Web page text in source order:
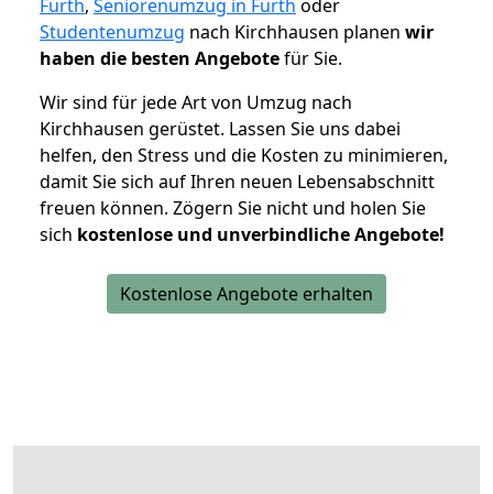
Fürth, Seniorenumzug in Fürth oder
Studentenumzug nach Kirchhausen planen wir
haben die besten Angebotefür Sie.
Wir sind für jede Art von Umzug nach
Kirchhausen gerüstet. Lassen Sie uns dabei
helfen, den Stress und die Kosten zu minimieren,
damit Sie sich auf Ihren neuen Lebensabschnitt
freuen können. Zögern Sie nicht und holen Sie
sich kostenlose und unverbindliche Angebote!
Kostenlose Angebote erhalten